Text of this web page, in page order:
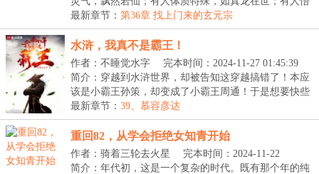
性...
最新章节： 第36章 找上门来的玄元宗
水浒，我真不是霸王！
作者：不睡觉水字
完本时间：2024-11-27 01:45:39
简介：穿越到水浒世界，却被告知这穿越搞错了！本应
该是小霸王孙策，却变成了小霸王周通！于是想要快些
得...
最新章节： 39、慕容彦达
重回82，从学会拒绝女知青开始
作者：骑着三轮去火星
完本时间：2024-11-22
09:00:11
简介：年代初，这是一个复杂的时代。既有那个年的纯